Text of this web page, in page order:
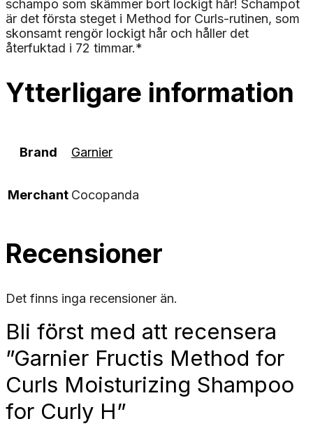
schampo som skämmer bort lockigt hår! Schampot
är det första steget i Method for Curls-rutinen, som
skonsamt rengör lockigt hår och håller det
återfuktad i 72 timmar.*
Ytterligare information
Brand Garnier
Merchant Cocopanda
Recensioner
Det finns inga recensioner än.
Bli först med att recensera
”Garnier Fructis Method for
Curls Moisturizing Shampoo
for Curly H”